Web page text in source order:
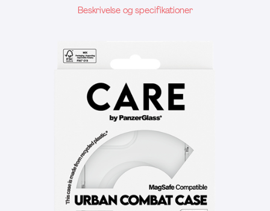
Beskrivelse og specifikationer